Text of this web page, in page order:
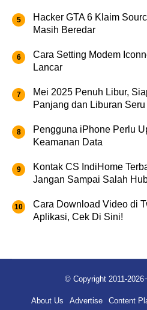
Hacker GTA 6 Klaim
Masih Beredar
Cara Setting Modem
Lancar
Mei 2025 Penuh Libur,
Panjang dan Liburan Seru
Pengguna iPhone Perlu
Keamanan Data
Kontak CS IndiHome
Jangan Sampai Salah
Cara Download Video di
Aplikasi, Cek Di Sini!
© Copyright 2011-2026
About Us Advertise Content